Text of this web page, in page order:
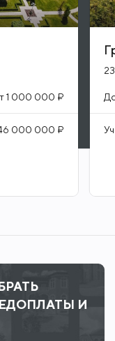
1 000 000 ₽
000 000 ₽
И